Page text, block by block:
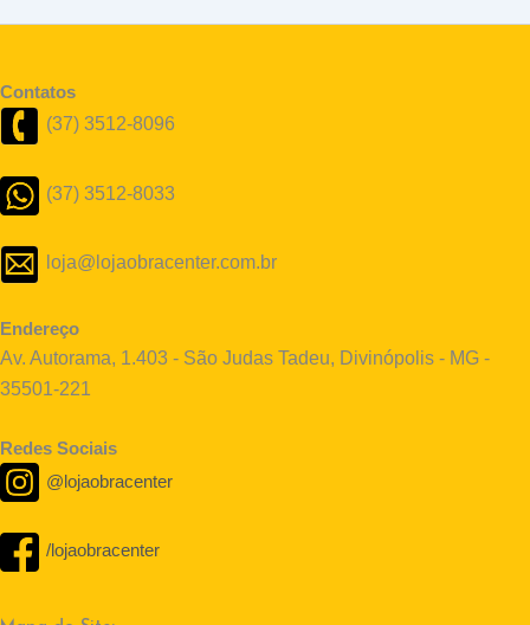
Contatos
(37) 3512-8096
(37) 3512-8033
loja@lojaobracenter.com.br
Endereço
Av. Autorama, 1.403 - São Judas Tadeu, Divinópolis - MG -
35501-221
Redes Sociais
@lojaobracenter
/lojaobracenter